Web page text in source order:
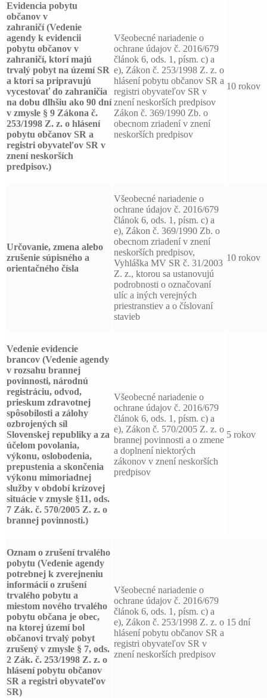
Evidencia pobytu
občanov v
zahraničí(Vedenie
agendy k evidencii
pobytu občanov v
zahraničí, ktorí majú
trvalý pobyt na území SR
a ktorí sa pripravujú
vycestovať do zahraničia
na dobu dlhšiu ako 90 dní
v zmysle § 9 Zákona č.
253/1998 Z. z. o hlásení
pobytu občanov SR a
registri obyvateľov SR v
znení neskorších
predpisov.)
Všeobecné nariadenie o
ochrane údajov č. 2016/679
článok 6, ods. 1, písm. c) a
e), Zákon č. 253/1998 Z. z. o
hlásení pobytu občanov SR a
registri obyvateľov SR v
znení neskorších predpisov
Zákon č. 369/1990 Zb. o
obecnom zriadení v znení
neskorších predpisov
10 rokov
Určovanie, zmena alebo
zrušenie súpisného a
orientačného čísla
Všeobecné nariadenie o
ochrane údajov č. 2016/679
článok 6, ods. 1, písm. c) a
e), Zákon č. 369/1990 Zb. o
obecnom zriadení v znení
neskorších predpisov,
Vyhláška MV SR č. 31/2003
Z. z., ktorou sa ustanovujú
podrobnosti o označovaní
ulíc a iných verejných
priestranstiev a o číslovaní
stavieb
10 rokov
Vedenie evidencie
brancov (Vedenie agendy
v rozsahu brannej
povinnosti, národnú
registráciu, odvod,
prieskum zdravotnej
spôsobilosti a zálohy
ozbrojených síl
Slovenskej republiky a za
účelom povolania,
výkonu, oslobodenia,
prepustenia a skončenia
výkonu mimoriadnej
služby v období krízovej
situácie v zmysle §11, ods.
7 Zák. č. 570/2005 Z. z. o
brannej povinnosti.)
Všeobecné nariadenie o
ochrane údajov č. 2016/679
článok 6, ods. 1, písm. c) a
e), Zákon č. 570/2005 Z. z. o
brannej povinnosti a o zmene
a doplnení niektorých
zákonov v znení neskorších
predpisov
5 rokov
Oznam o zrušení trvalého
pobytu (Vedenie agendy
potrebnej k zverejneniu
informácií o zrušení
trvalého pobytu a
miestom nového trvalého
pobytu občana je obec,
na ktorej území bol
občanovi trvalý pobyt
zrušený v zmysle § 7, ods.
2 Zák. č. 253/1998 Z. z. o
hlásení pobytu občanov
SR a registri obyvateľov
SR)
Všeobecné nariadenie o
ochrane údajov č. 2016/679
článok 6, ods. 1, písm. c) a
e), Zákon č. 253/1998 Z. z. o
hlásení pobytu občanov SR a
registri obyvateľov SR v
znení neskorších predpisov
15 dní